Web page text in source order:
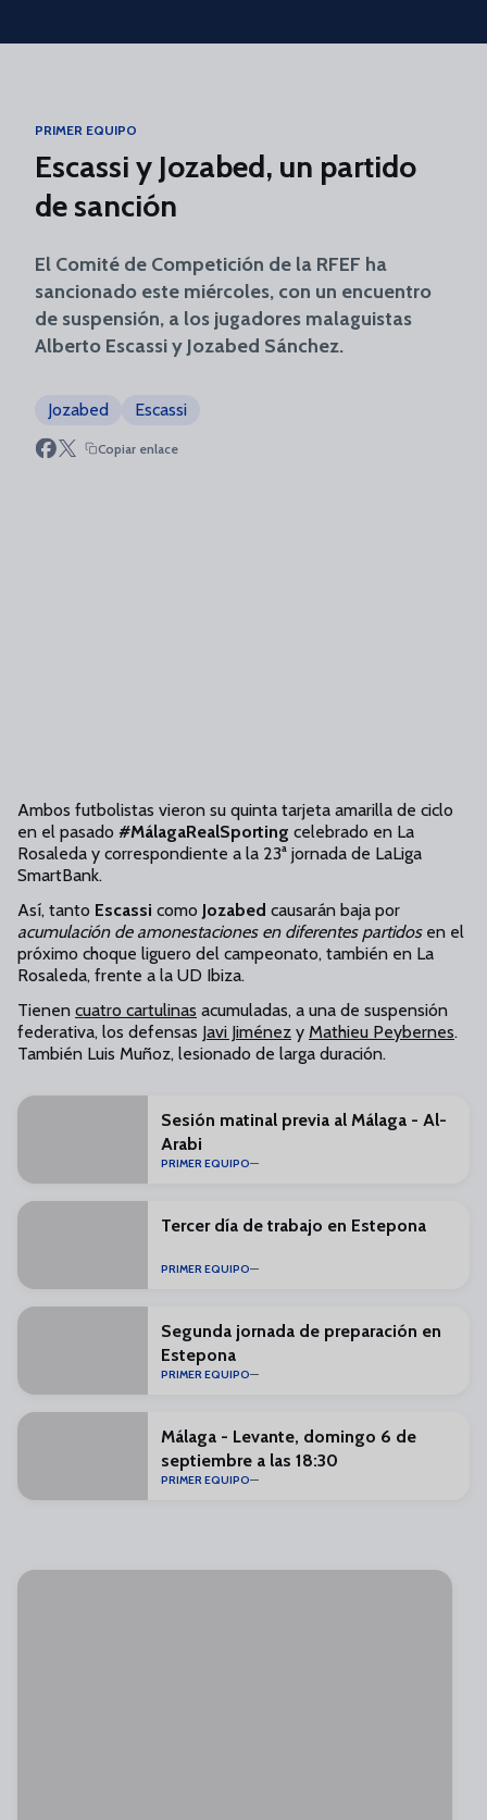
Skip to main content
PRIMER EQUIPO
Escassi y Jozabed, un partido
de sanción
El Comité de Competición de la RFEF ha
sancionado este miércoles, con un encuentro
de suspensión, a los jugadores malaguistas
Alberto Escassi y Jozabed Sánchez.
Jozabed Escassi
Copiar enlace
Ambos futbolistas vieron su quinta tarjeta amarilla de ciclo
en el pasado #MálagaRealSporting celebrado en La
Rosaleda y correspondiente a la 23ª jornada de LaLiga
SmartBank.
Así, tanto Escassi como Jozabed causarán baja por
acumulación de amonestaciones en diferentes partidos en el
próximo choque liguero del campeonato, también en La
Rosaleda, frente a la UD Ibiza.
Tienen cuatro cartulinas acumuladas, a una de suspensión
federativa, los defensas Javi Jiménez y Mathieu Peybernes.
También Luis Muñoz, lesionado de larga duración.
Sesión matinal previa al Málaga - Al-
Arabi
PRIMER EQUIPO
Tercer día de trabajo en Estepona
PRIMER EQUIPO
Segunda jornada de preparación en
Estepona
PRIMER EQUIPO
Málaga - Levante, domingo 6 de
septiembre a las 18:30
PRIMER EQUIPO